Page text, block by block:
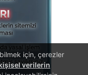
için, çerezler
verilerin